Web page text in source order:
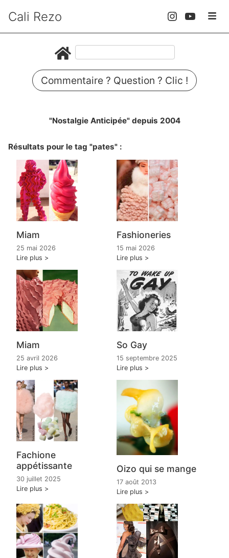
Cali Rezo
Commentaire ? Question ? Clic !
"Nostalgie Anticipée" depuis 2004
Résultats pour le tag "pates" :
Miam
25 mai 2026
Lire plus
Fashioneries
15 mai 2026
Lire plus
Miam
25 avril 2026
Lire plus
So Gay
15 septembre 2025
Lire plus
Fachione
appétissante
30 juillet 2025
Lire plus
Oizo qui se mange
17 août 2013
Lire plus